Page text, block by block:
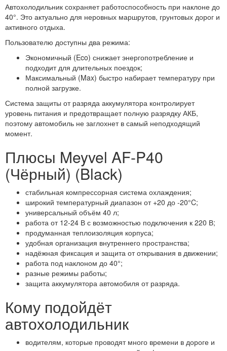
Автохолодильник сохраняет работоспособность при наклоне до
40°. Это актуально для неровных маршрутов, грунтовых дорог и
активного отдыха.
Пользователю доступны два режима:
Экономичный (Eco) снижает энергопотребление и
подходит для длительных поездок;
Максимальный (Max) быстро набирает температуру при
полной загрузке.
Система защиты от разряда аккумулятора контролирует
уровень питания и предотвращает полную разрядку АКБ,
поэтому автомобиль не заглохнет в самый неподходящий
момент.
Плюсы Meyvel AF-P40
(Чёрный) (Black)
стабильная компрессорная система охлаждения;
широкий температурный диапазон от +20 до -20°C;
универсальный объём 40 л;
работа от 12-24 В с возможностью подключения к 220 В;
продуманная теплоизоляция корпуса;
удобная организация внутреннего пространства;
надёжная фиксация и защита от открывания в движении;
работа под наклоном до 40°;
разные режимы работы;
защита аккумулятора автомобиля от разряда.
Кому подойдёт
автохолодильник
водителям, которые проводят много времени в дороге и